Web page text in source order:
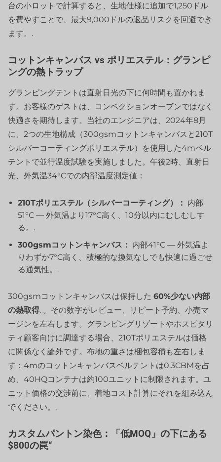
台の小ロットで計算すると、生地仕様に追加で1,250ドル
を費やすことで、最大9,000ドルの返品リスクを回避でき
ます。.
コットンキャンバス vs ポリエステル：グランピ
ングの熱トラップ
グランピングテントは直射日光の下に何時間も置かれま
す。お客様のゲストは、コンベクションオーブンではなく
快適さを期待します。当社のエンジニアは、2024年8月
に、2つの生地構成（300gsmコットンキャンバスと210T
シルバーコーティングポリエステル）を使用した4mベル
テントで並行温度試験を実施しました。午後2時、直射日
光、外気温34°Cでの内部温度測定値：
210Tポリエステル（シルバーコーティング）： 内部
51°C — 外気温より17°C高く、10分以内にむしむしす
る。.
300gsmコットンキャンバス： 内部41°C — 外気温よ
りわずか7°C高く、積極的な換気なしでも快適に過ごせ
る通気性。.
300gsmコットンキャンバスは保持した 60%少ない内部
の熱取得. 。その数字がレビュー、リピート予約、小売マ
ージンを左右します。グランピングリゾートやホスピタリ
ティ顧客向けに調達する場合、210Tポリエステルは価格
に関係なく論外です。布地の重さは梱包容積も左右しま
す：4mのコットンキャンバスベルテントは0.3CBMを占
め、40HQコンテナは約100ユニットに制限されます。ユ
ニット価格の交渉前に、着地コスト計算にそれを組み込ん
でください。.
カスタムパントン染色：「低MOQ」の下にある
$800の罠“